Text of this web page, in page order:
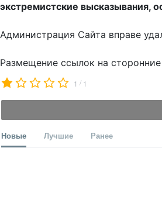
экстремистские высказывания,
Администрация Сайта вправе
Размещение ссылок на
1 / 1
Новые Лучшие Ранее